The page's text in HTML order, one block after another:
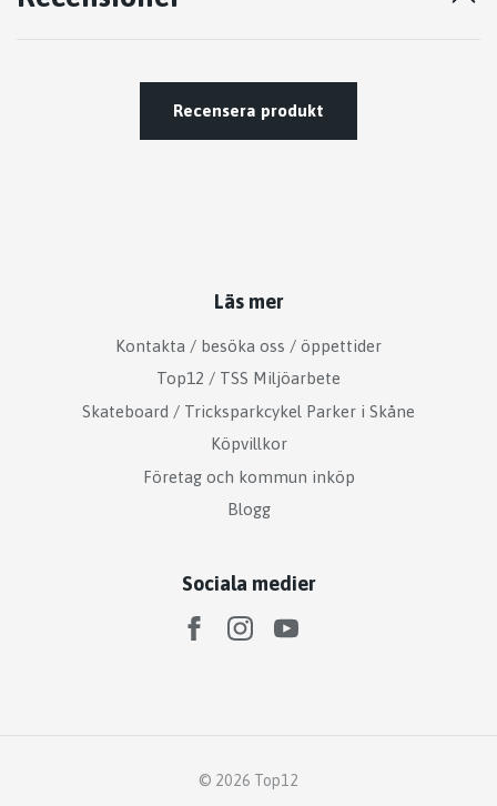
Recensera produkt
Läs mer
Kontakta / besöka oss / öppettider
Top12 / TSS Miljöarbete
Skateboard / Tricksparkcykel Parker i Skåne
Köpvillkor
Företag och kommun inköp
Blogg
Sociala medier
© 2026 Top12